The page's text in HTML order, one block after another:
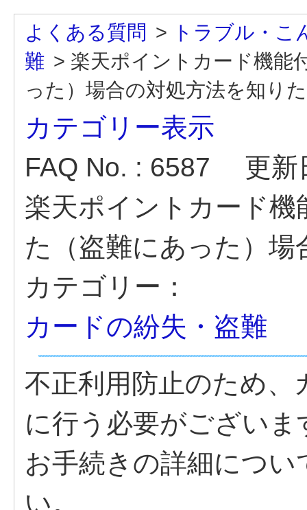
よくある質問 > トラブル・こ
難 > 楽天ポイントカード機能
った）場合の対処方法を知り
カテゴリー表示
FAQ No. : 6587
更新
楽天ポイントカード
た（盗難にあった）
カテゴリー：
カードの紛失・盗難
不正利用防止のため、
に行う必要がございま
お手続きの詳細につ
い。